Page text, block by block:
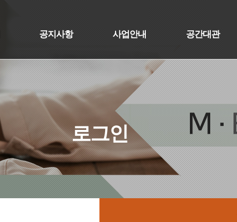
공지사항 사업안내 공간대관
로그인